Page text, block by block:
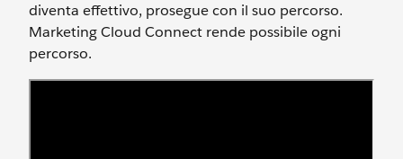
diventa effettivo, prosegue con il suo percorso.
Marketing Cloud Connect rende possibile ogni
percorso.